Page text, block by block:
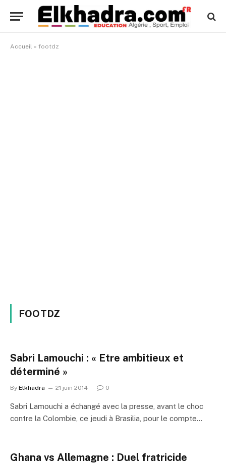
Accueil » footdz
FOOTDZ
Sabri Lamouchi : « Etre ambitieux et
déterminé »
By Elkhadra 21 juin 2014 0
Sabri Lamouchi a échangé avec la presse, avant le choc
contre la Colombie, ce jeudi à Brasilia, pour le compte…
Ghana vs Allemagne : Duel fratricide